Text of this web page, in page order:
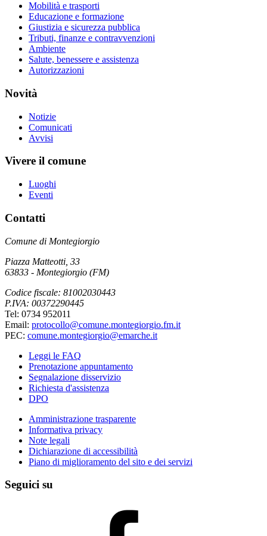
Mobilità e trasporti
Educazione e formazione
Giustizia e sicurezza pubblica
Tributi, finanze e contravvenzioni
Ambiente
Salute, benessere e assistenza
Autorizzazioni
Novità
Notizie
Comunicati
Avvisi
Vivere il comune
Luoghi
Eventi
Contatti
Comune di Montegiorgio
Piazza Matteotti, 33
63833 - Montegiorgio (FM)
Codice fiscale: 81002030443
P.IVA: 00372290445
Tel: 0734 952011
Email: protocollo@comune.montegiorgio.fm.it
PEC: comune.montegiorgio@emarche.it
Leggi le FAQ
Prenotazione appuntamento
Segnalazione disservizio
Richiesta d'assistenza
DPO
Amministrazione trasparente
Informativa privacy
Note legali
Dichiarazione di accessibilità
Piano di miglioramento del sito e dei servizi
Seguici su